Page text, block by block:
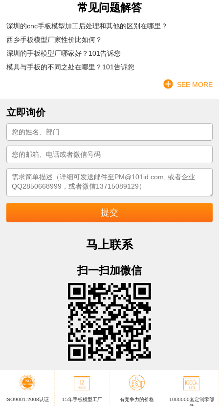
常见问题解答
深圳的cnc手板模型加工后处理和其他的区别在哪里？
西乡手板模型厂家性价比如何？
深圳的手板模型厂哪家好？101告诉您
模具与手板的不同之处在哪里？101告诉您
SEE MORE
立即询价
马上联系
扫一扫加微信
ISO9001:2008认证 15年手板模型工厂 有竞争力的价格
1000000套定制零部